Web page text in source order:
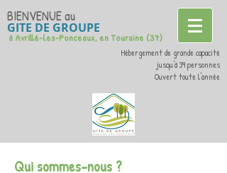
BIENVENUEau
GITE DE GROUPE
à Avrillé-les-Ponceaux, en Touraine (37)
Hébergement de grande capacité
jusqu'à 39 personnes
Ouvert toute l'année
Qui sommes-nous ?